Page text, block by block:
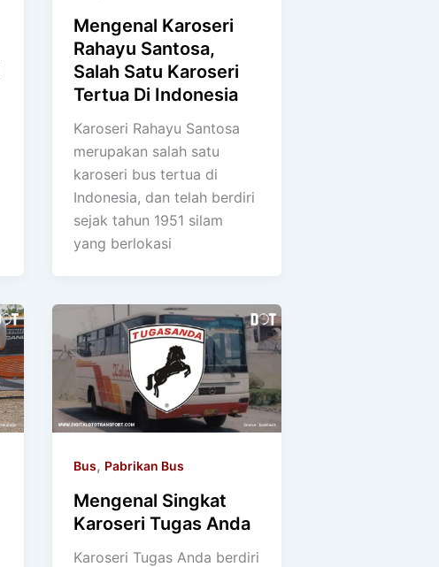
Mengenal Karoseri
Rahayu Santosa,
Salah Satu Karoseri
Tertua Di Indonesia
Karoseri Rahayu Santosa
merupakan salah satu
karoseri bus tertua di
Indonesia, dan telah berdiri
sejak tahun 1951 silam
yang berlokasi
Bus, Pabrikan Bus
Mengenal Singkat
Karoseri Tugas Anda
Karoseri Tugas Anda berdiri